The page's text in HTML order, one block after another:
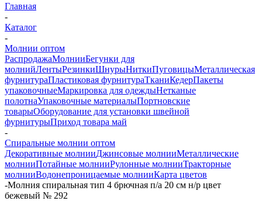
Главная
-
Каталог
-
Молнии оптом
РаспродажаМолнииБегунки для
молнийЛентыРезинкиШнурыНиткиПуговицыМеталлическая
фурнитураПластиковая фурнитураТканиКедерПакеты
упаковочныеМаркировка для одеждыНетканые
полотнаУпаковочные материалыПортновские
товарыОборудование для установки швейной
фурнитурыПриход товара май
-
Спиральные молнии оптом
Декоративные молнииДжинсовые молнииМеталлические
молнииПотайные молнииРулонные молнииТракторные
молнииВодонепроницаемые молнииКарта цветов
-Молния спиральная тип 4 брючная п/а 20 см н/р цвет
бежевый № 292